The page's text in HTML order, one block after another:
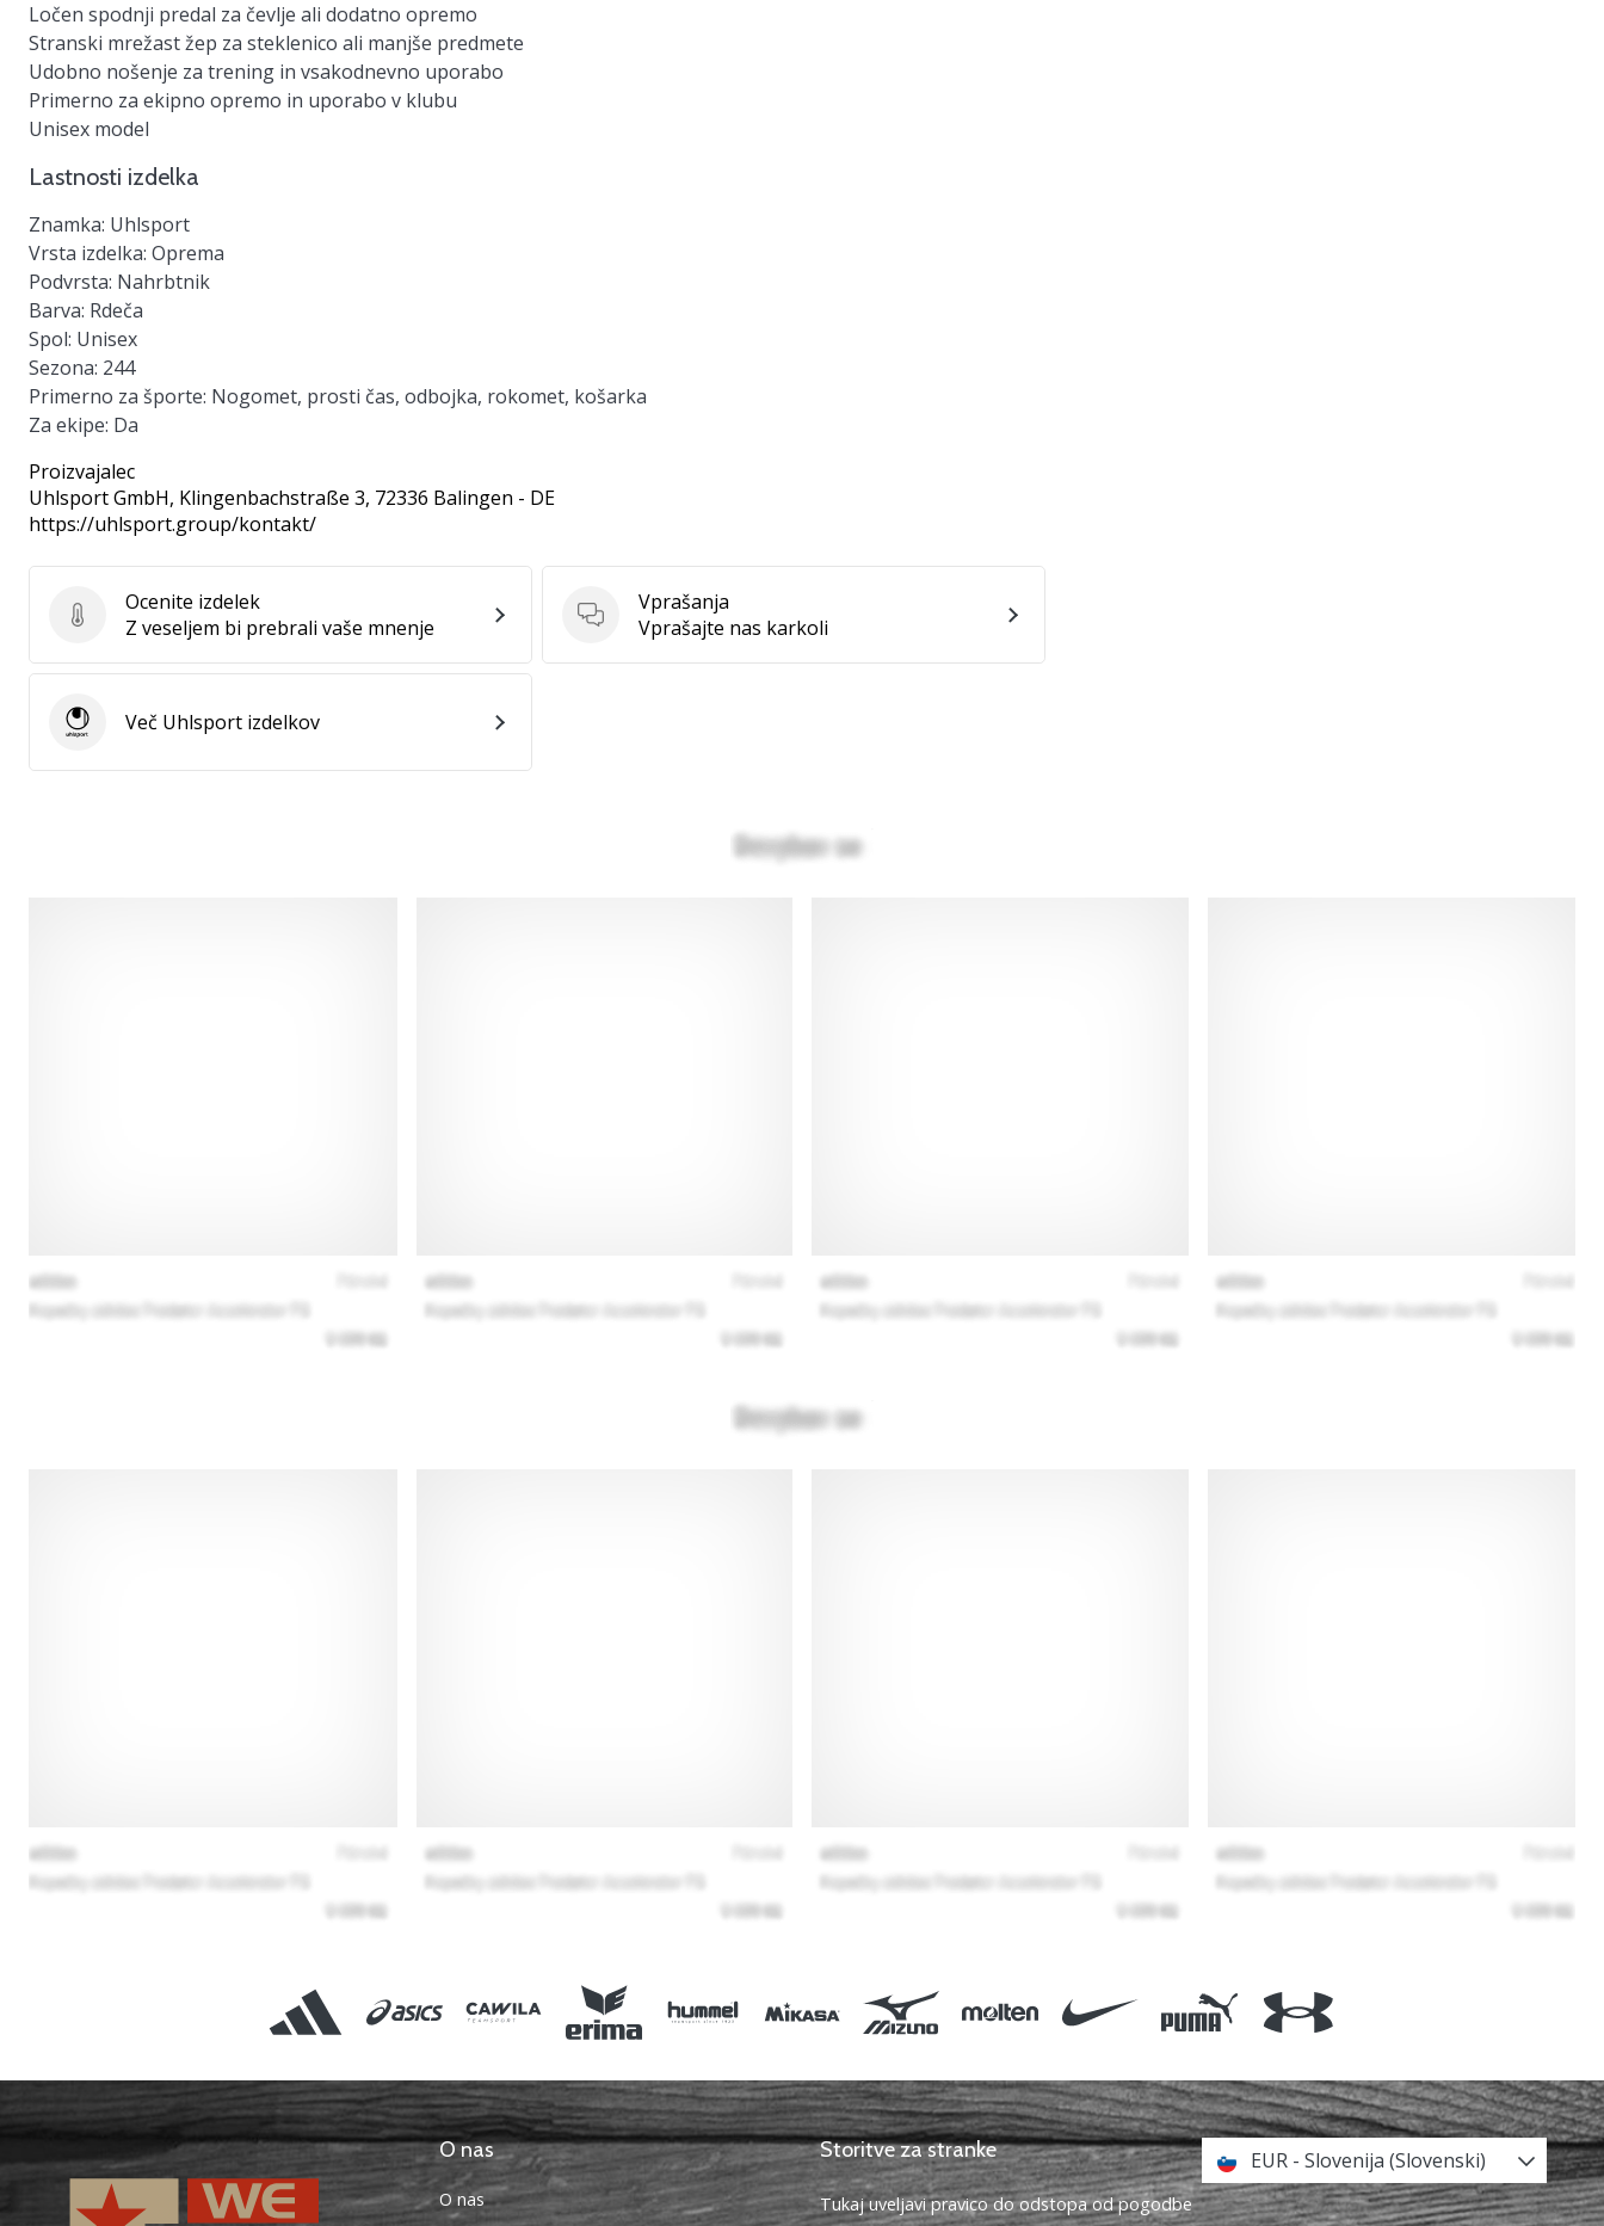
Ločen spodnji predal za čevlje ali dodatno opremo
Stranski mrežast žep za steklenico ali manjše predmete
Udobno nošenje za trening in vsakodnevno uporabo
Primerno za ekipno opremo in uporabo v klubu
Unisex model
Lastnosti izdelka
Znamka: Uhlsport
Vrsta izdelka: Oprema
Podvrsta: Nahrbtnik
Barva: Rdeča
Spol: Unisex
Sezona: 244
Primerno za športe: Nogomet, prosti čas, odbojka, rokomet, košarka
Za ekipe: Da
Proizvajalec
Uhlsport GmbH, Klingenbachstraße 3, 72336 Balingen - DE
https://uhlsport.group/kontakt/
Ocenite izdelek
Ocenite izdelek
Z veseljem bi prebrali vaše mnenje
Vprašanja
Vprašanja
Vprašajte nas karkoli
UhlsportVeč Uhlsport izdelkov
O nas
O nas
Storitve za stranke
Tukaj uveljavi pravico do odstopa od pogodbe
EUR - Slovenija (Slovenski)